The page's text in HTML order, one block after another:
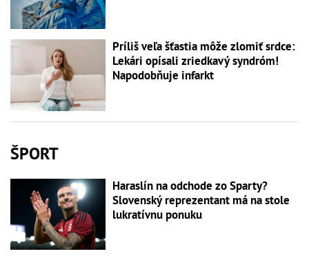
Príliš veľa šťastia môže zlomiť srdce:
Lekári opísali zriedkavý syndróm!
Napodobňuje infarkt
ŠPORT
Haraslín na odchode zo Sparty?
Slovenský reprezentant má na stole
lukratívnu ponuku